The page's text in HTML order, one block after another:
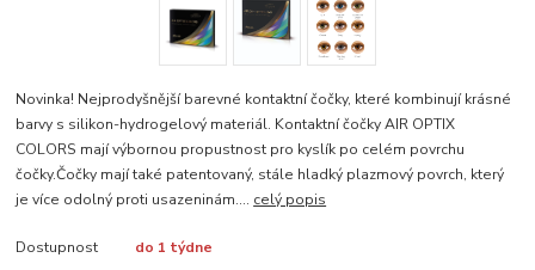
Novinka! Nejprodyšnější barevné kontaktní čočky, které kombinují krásné
barvy s silikon-hydrogelový materiál. Kontaktní čočky AIR OPTIX
COLORS mají výbornou propustnost pro kyslík po celém povrchu
čočky.Čočky mají také patentovaný, stále hladký plazmový povrch, který
je více odolný proti usazeninám.... celý popis
Dostupnost
do 1 týdne